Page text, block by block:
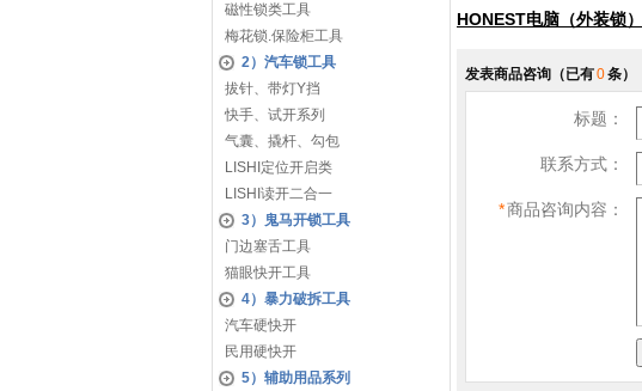
磁性锁类工具
梅花锁.保险柜工具
2）汽车锁工具
拔针、带灯Y挡
快手、试开系列
气囊、撬杆、勾包
LISHI定位开启类
LISHI读开二合一
3）鬼马开锁工具
门边塞舌工具
猫眼快开工具
4）暴力破拆工具
汽车硬快开
民用硬快开
5）辅助用品系列
HONEST电脑（外装锁
发表商品咨询 （已有0条）
标题：
联系方式：
*商品咨询内容：